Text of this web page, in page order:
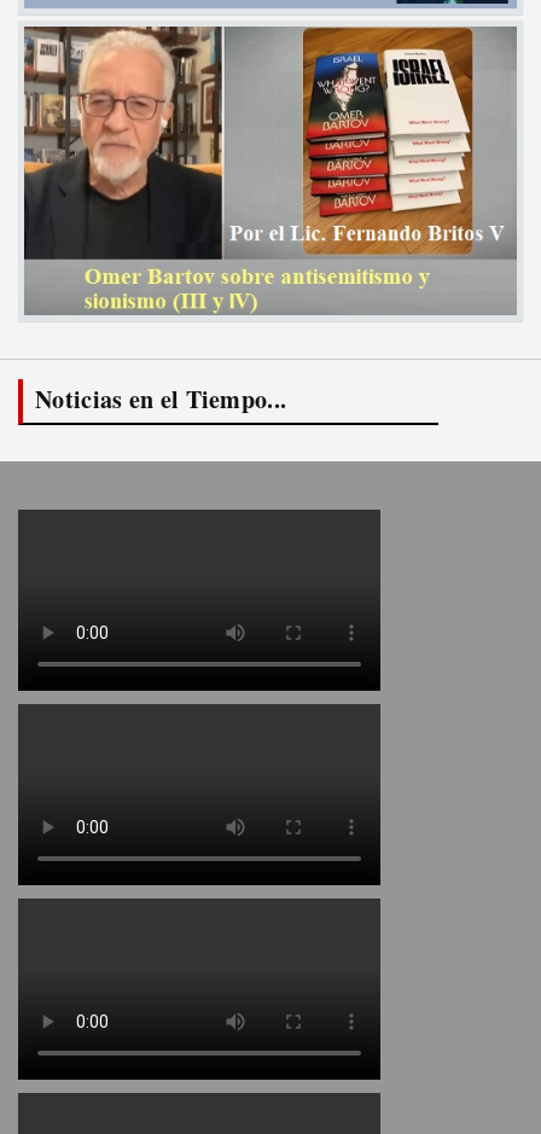
Noticias en el Tiempo...